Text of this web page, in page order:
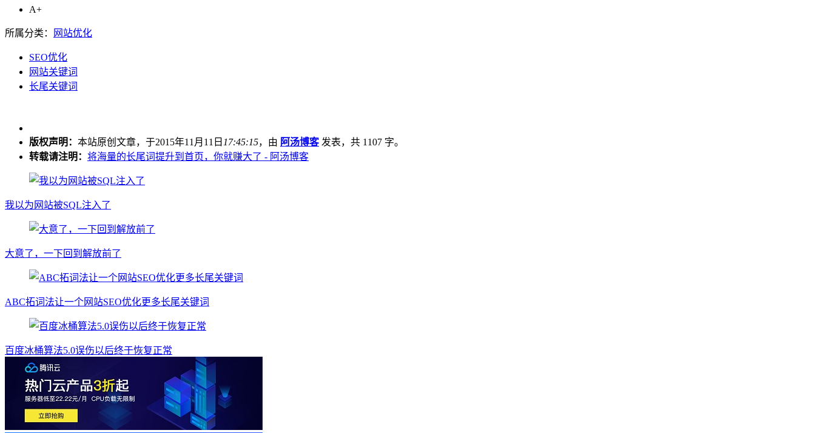
A+
所属分类： 网站优化
SEO优化
网站关键词
长尾关键词
版权声明： 本站原创文章，于2015年11月11日 17:45:15，由 阿汤博客发表，共 1107 字。
转载请注明： 将海量的长尾词提升到首页，你就赚大了 - 阿汤博客
我以为网站被SQL注入了
大意了，一下回到解放前了
ABC拓词法让一个网站SEO优化更多长尾关键词
百度冰桶算法5.0误伤以后终于恢复正常